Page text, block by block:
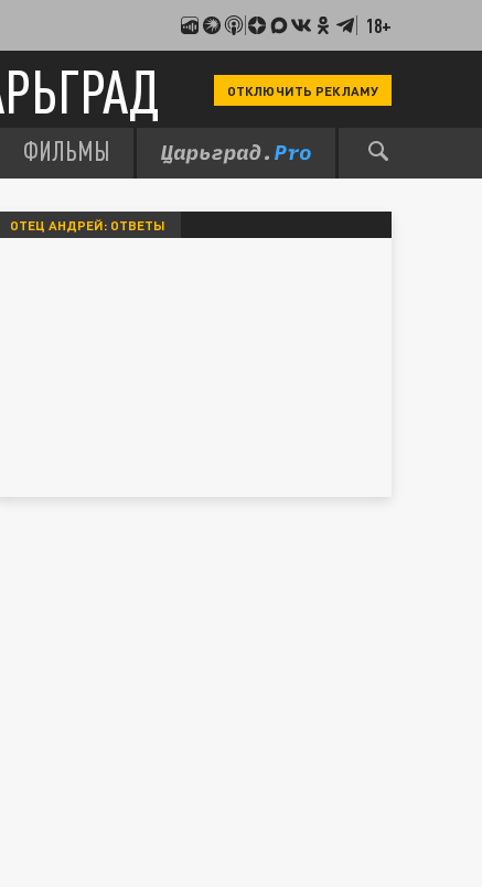
18+
ОТКЛЮЧИТЬ РЕКЛАМУ
ФИЛЬМЫ
ОТЕЦ АНДРЕЙ: ОТВЕТЫ